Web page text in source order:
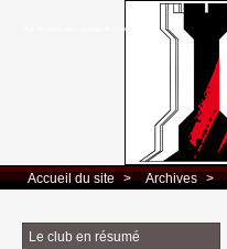
Club d’Echecs Léo Lagrange de Colomiers
Accueil du site > Archives >
Le club en résumé